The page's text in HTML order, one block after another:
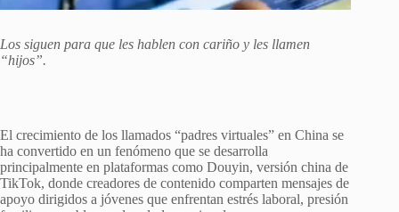
Los siguen para que les hablen con cariño y les llamen
“hijos”.
El crecimiento de los llamados “padres virtuales” en China se
ha convertido en un fenómeno que se desarrolla
principalmente en plataformas como Douyin, versión china de
TikTok, donde creadores de contenido comparten mensajes de
apoyo dirigidos a jóvenes que enfrentan estrés laboral, presión